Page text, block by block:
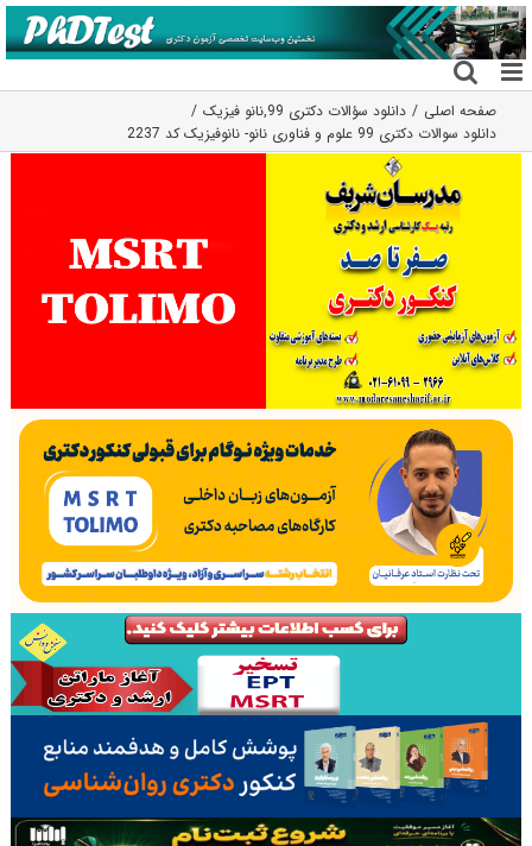
رفتن
به
محتوا
صفحه اصلی دانلود سؤالات دکتری 99 ,نانو فیزیک
دانلود سوالات دکتری 99 علوم و فناوری نانو- نانوفیزیک کد 2237